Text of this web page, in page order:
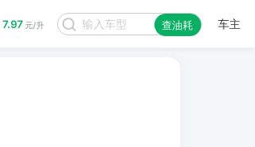
7.97 元/升 查油耗 车主